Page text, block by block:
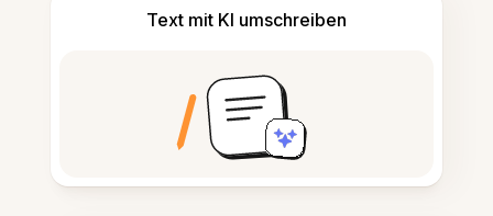
Text mit KI umschreiben